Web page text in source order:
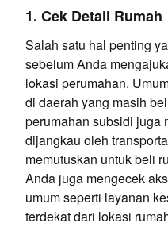
1. Cek Detail Rumah
Salah satu hal penting
sebelum Anda
lokasi perumahan.
di daerah yang masih
perumahan subsidi juga
dijangkau oleh
memutuskan untuk beli
Anda juga mengecek
umum seperti layanan
terdekat dari lokasi